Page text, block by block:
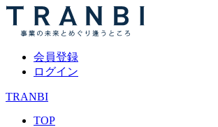
会員登録
ログイン
TRANBI
TOP